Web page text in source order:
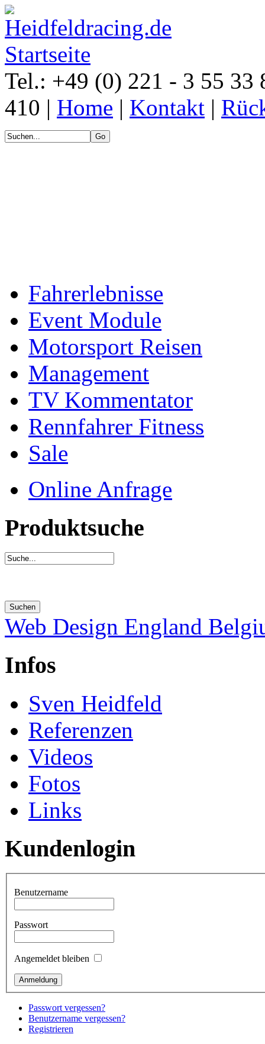
Tel.: +49 (0) 221 - 3 55 33
410 | Home | Kontakt |
Fahrerlebnisse
Event Module
Motorsport Reisen
Management
TV Kommentator
Rennfahrer Fitness
Sale
Online Anfrage
Produktsuche
Web Design England
Infos
Sven Heidfeld
Referenzen
Videos
Fotos
Links
Kundenlogin
Benutzername
Passwort
Angemeldet bleiben
Passwort vergessen?
Benutzername vergessen?
Registrieren